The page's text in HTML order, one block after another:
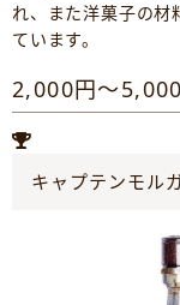
れ、また洋菓子の材
ています。
2,000円～
キャプテンモル